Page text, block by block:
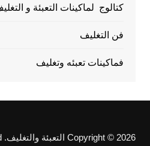
كتالوج لماكينات التعبئة و
فن التغليف
فماكينات تعبئه وتغليف
Copyright © 2026 التعبئة والتغليف. All rights reserved.